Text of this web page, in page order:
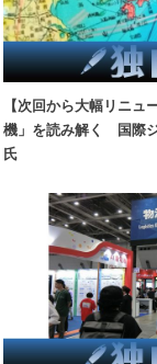
【次回から大幅リニュ
機」を読み解く 国際
氏